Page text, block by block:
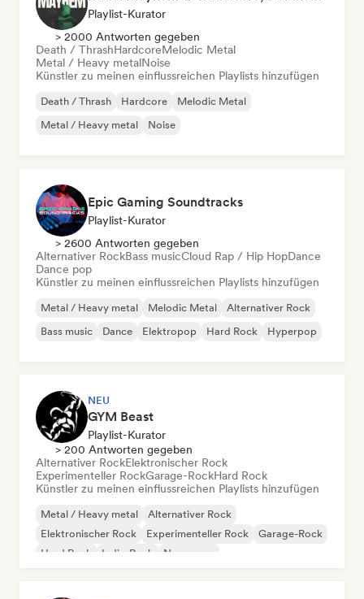
Playlist-Kurator
> 2000 Antworten gegeben
Death / ThrashHardcoreMelodic Metal
Metal / Heavy metalNoise
Künstler zu meinen einflussreichen Playlists hinzufügen
Death / Thrash Hardcore
Melodic Metal
Metal / Heavy metal
Noise
Epic Gaming Soundtracks
Playlist-Kurator
> 2600 Antworten gegeben
Alternativer RockBass musicCloud Rap / Hip HopDance
Dance pop
Künstler zu meinen einflussreichen Playlists hinzufügen
Metal / Heavy metal Melodic Metal
Alternativer Rock
Bass music
Dance Elektropop Hard Rock Hyperpop
NEU
GYM Beast
Playlist-Kurator
> 200 Antworten gegeben
Alternativer RockElektronischer Rock
Experimenteller RockGarage-RockHard Rock
Künstler zu meinen einflussreichen Playlists hinzufügen
Metal / Heavy metal
Alternativer Rock
Elektronischer Rock
Experimenteller Rock
Garage-Rock
Hard Rock
Indie-Rock New wave